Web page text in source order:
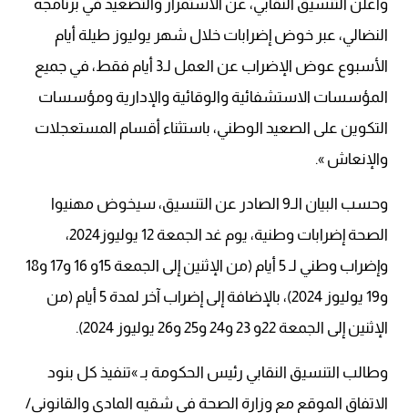
وأعلن التنسيق النقابي، عن الاستمرار والتصعيد في برنامجه
النضالي، عبر خوض إضرابات خلال شهر يوليوز طيلة أيام
الأسبوع عوض الإضراب عن العمل لـ3 أيام فقط، في جميع
المؤسسات الاستشفائية والوقائية والإدارية ومؤسسات
التكوين على الصعيد الوطني، باستثناء أقسام المستعجلات
والإنعاش ».
وحسب البيان الـ9 الصادر عن التنسيق، سيخوض مهنيوا
الصحة إضرابات وطنية، يوم غد الجمعة 12 يوليوز2024،
وإضراب وطني لـ 5 أيام (من الإثنين إلى الجمعة 15و 16 و17 و18
و19 يوليوز 2024)، بالإضافة إلى إضراب آخر لمدة 5 أيام (من
الإثنين إلى الجمعة 22و 23 و24 و25 و26 يوليوز 2024).
وطالب التنسيق النقابي رئيس الحكومة بـ »تنفيذ كل بنود
الاتفاق الموقع مع وزارة الصحة في شقيه المادي والقانوني/